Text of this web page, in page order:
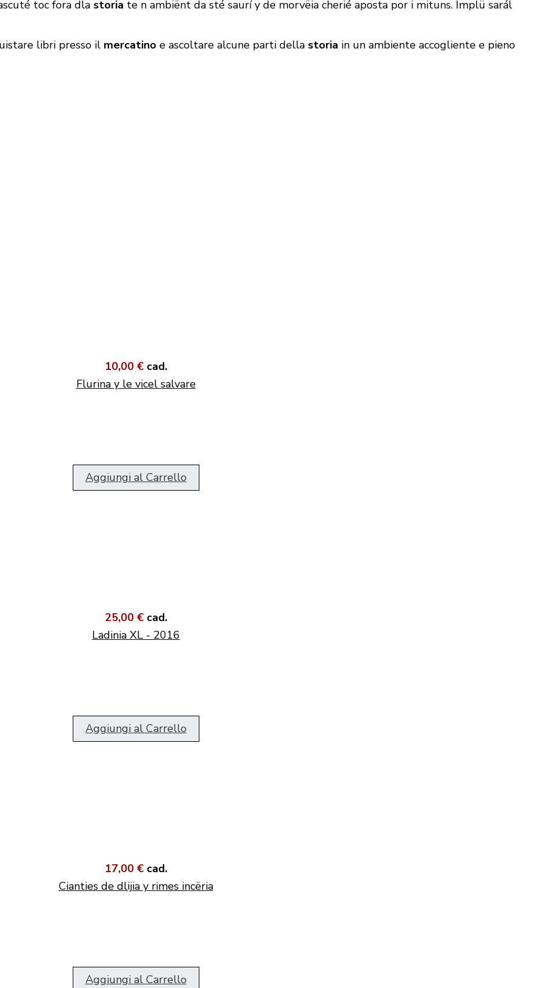
toc fora dla storia te n ambiënt da sté saurí y de morvëia cherié aposta por i mituns. Implü sarál
libri presso il mercatino e ascoltare alcune parti della storia in un ambiente accogliente e pieno
10,00 € cad.
Flurina y le vicel salvare
Aggiungi al Carrello
25,00 € cad.
Ladinia XL - 2016
Aggiungi al Carrello
17,00 € cad.
Cianties de dlijia y rimes incëria
Aggiungi al Carrello